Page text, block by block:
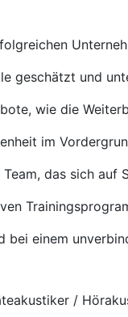
geschätzt und
wie die
im
das sich auf
einem
/